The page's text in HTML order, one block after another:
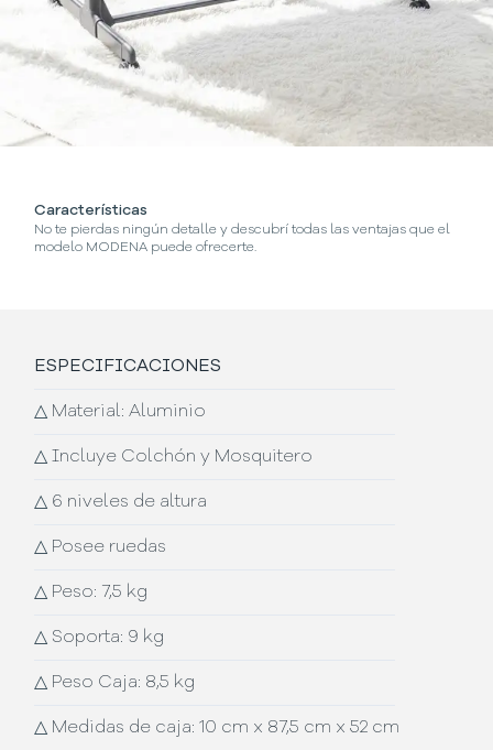
Características
No te pierdas ningún detalle y descubrí todas las ventajas que el
modelo MODENA puede ofrecerte.
ESPECIFICACIONES
△ Material: Aluminio
△Incluye Colchón y Mosquitero
△ 6 niveles de altura
△ Posee ruedas
△ Peso: 7,5 kg
△ Soporta: 9 kg
△ Peso Caja: 8,5 kg
△ Medidas de caja: 10 cm x 87,5 cm x 52 cm